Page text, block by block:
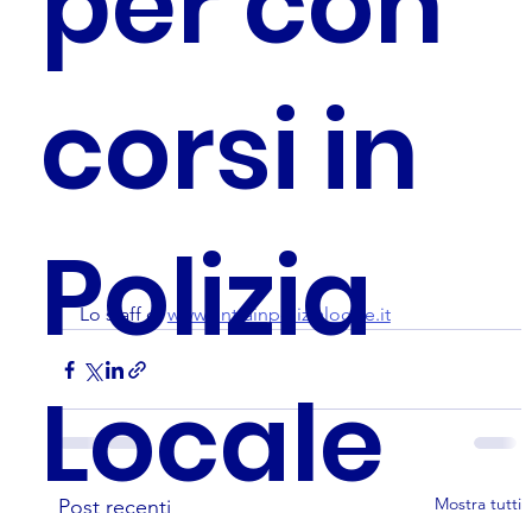
corsi in
Polizia
Locale
Lo staff di www.entrainpolizialocale.it
Post recenti Mostra tutti